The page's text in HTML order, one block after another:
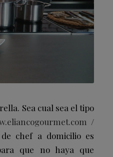
Sea cual sea el tipo
/
chef a domicilio es
que no haya que